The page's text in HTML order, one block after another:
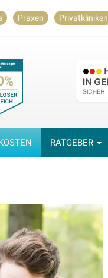
Praxen Privatkliniken
RATGEBER